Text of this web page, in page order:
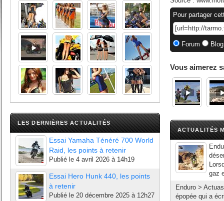
LES DERNIÈRES ACTUALITÉS
Essai Yamaha Ténéré 700 World
Raid, les points à retenir
Publié le 4 avril 2026 à 14h19
Essai Hero Hunk 440, les points
à retenir
Publié le 20 décembre 2025 à 12h27
Pour partager
Forum
Vous aimerez
ACTUALITÉS
gaz
Enduro >
épopée qui a